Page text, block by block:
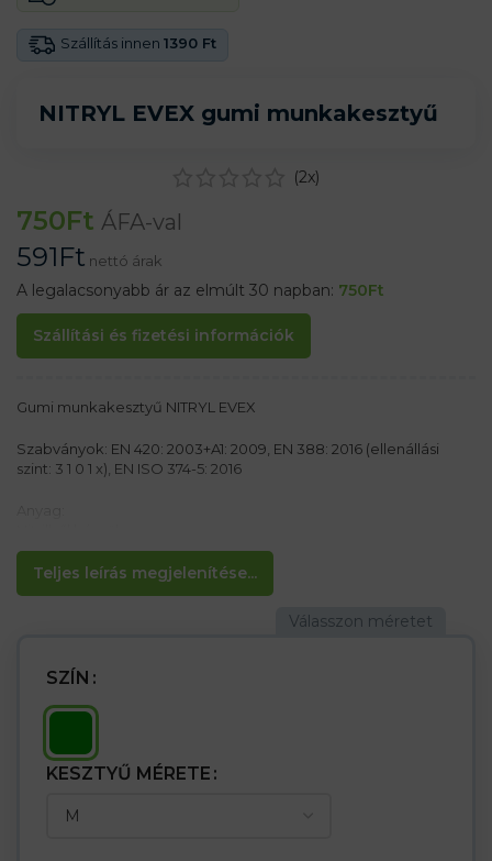
NITRYL EVEX gumi munkakesztyű
Szállítás innen 1390 Ft
(2x)
750Ft ÁFA-val
591Ft nettó árak
A legalacsonyabb ár az elmúlt 30 napban: 750Ft
Szállítási és fizetési információk
Teljes leírás megjelenítése...
Gumi munkakesztyű NITRYL EVEX
Szabványok: EN 420: 2003+A1: 2009, EN 388: 2016 (ellenállási
szint: 3 1 0 1 x), EN ISO 374-5: 2016
Jellemzők:
– szerkezet a pálma oldalán
– A szakadás és a lyukasztás ellenállóbb mint a természetes
– A nitril növeli a zsír, olajok, zsírok és szénhidrogének ellenállást
SZÍN
KESZTYŰ MÉRETE